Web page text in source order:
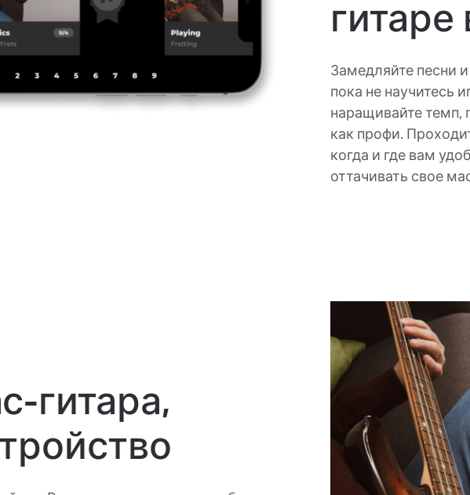
Замедляйте песни
пока не научитесь
наращивайте темп,
как профи.
когда и где вам
оттачивать свое
гитара,